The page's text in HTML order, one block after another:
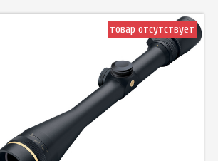
товар отсутствует